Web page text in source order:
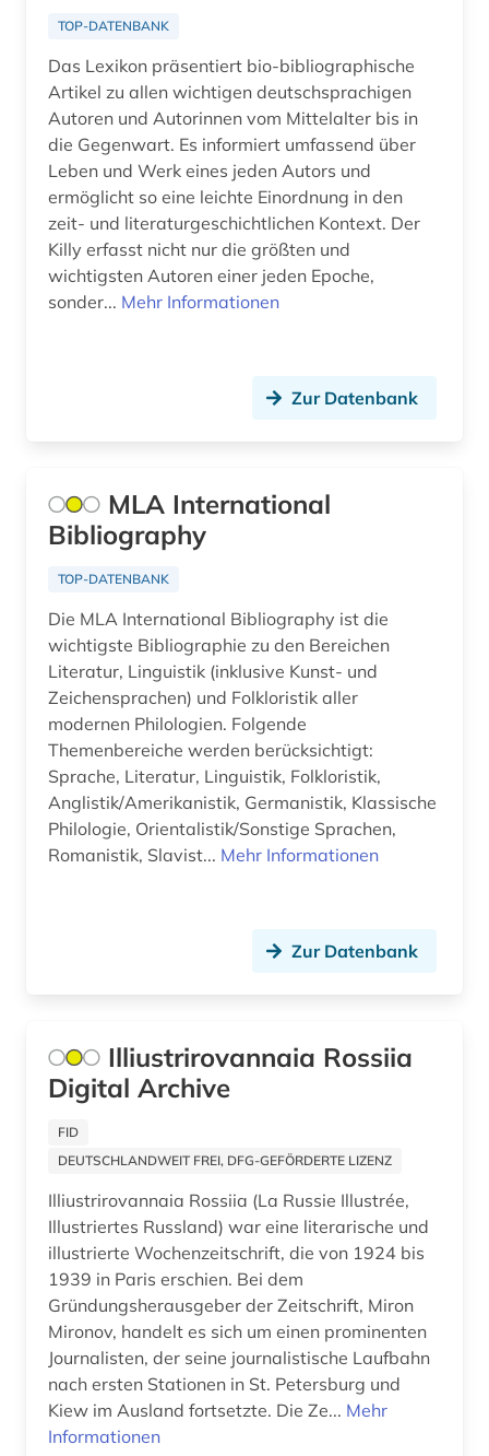
acquisitions (1)
actes (1)
acts (1)
adel (4)
adelsfamilie (2)
administrative tribunal (1)
adorno (1)
adressbuch (106)
adresse (10)
adressen (2)
adressensammlung (1)
adressenverzeichnis (1)
adressverzeichnis (35)
adreßbuch (9)
aeronomie (1)
aesopus (1)
affekt (1)
afghanistan (5)
african diaspora (1)
african studies (2)
african women (1)
afrika (71)
afrika amerika großbritannien sklavenhandel
Ostasien (56)
Osteuropa (105)
Ostmitteleuropa (36)
Palaestina (14)
Polen (94)
Portugal (34)
Rumänien (30)
Saarland (26)
Sachsen (44)
Sachsen-Anhalt (18)
San Marino (1)
Schleswig-Holstein (18)
Schweden (279)
Schweiz (238)
Serbien (30)
Suedamerika (103)
Suedostasien (26)
Suedosteuropa (45)
Thueringen (30)
Tschechische Republik (77)
Tuerkei (32)
USA (366)
TOP-DATENBANK
Das Lexikon präsentiert bio-bibliographische
Artikel zu allen wichtigen deutschsprachigen
Autoren und Autorinnen vom Mittelalter bis in
die Gegenwart. Es informiert umfassend über
Leben und Werk eines jeden Autors und
ermöglicht so eine leichte Einordnung in den
zeit- und literaturgeschichtlichen Kontext. Der
Killy erfasst nicht nur die größten und
wichtigsten Autoren einer jeden Epoche,
sonder... Mehr Informationen
Zur Datenbank
MLA International
Bibliography
TOP-DATENBANK
Die MLA International Bibliography ist die
wichtigste Bibliographie zu den Bereichen
Literatur, Linguistik (inklusive Kunst- und
Zeichensprachen) und Folkloristik aller
modernen Philologien. Folgende
Themenbereiche werden berücksichtigt:
Sprache, Literatur, Linguistik, Folkloristik,
Anglistik/Amerikanistik, Germanistik, Klassische
Philologie, Orientalistik/Sonstige Sprachen,
Romanistik, Slavist... Mehr Informationen
Zur Datenbank
Illiustrirovannaia Rossiia
Digital Archive
FID
DEUTSCHLANDWEIT FREI, DFG-GEFÖRDERTE LIZENZ
Illiustrirovannaia Rossiia (La Russie Illustrée,
Illustriertes Russland) war eine literarische und
illustrierte Wochenzeitschrift, die von 1924 bis
1939 in Paris erschien. Bei dem
Gründungsherausgeber der Zeitschrift, Miron
Mironov, handelt es sich um einen prominenten
Journalisten, der seine journalistische Laufbahn
nach ersten Stationen in St. Petersburg und
Kiew im Ausland fortsetzte. Die Ze... Mehr
Informationen